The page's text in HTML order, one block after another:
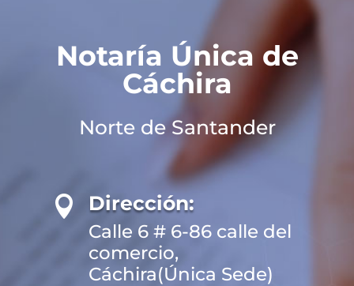
Notaría Única de
Cáchira
Norte de Santander
 Dirección:
Calle 6 # 6-86 calle del
comercio,
Cáchira(Única Sede)